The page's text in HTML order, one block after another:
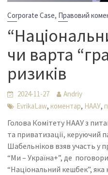
Corporate Case, Правовий
чи варта
ризиків
2024-11-27
Andriy
EvrikaLaw, коментар, НААУ,
Голова Комітету НААУ з
та приватизації, керуючий
Шабельніков взяв участь у
“Ми – Україна+”, де
“Національний кешбек”, яка